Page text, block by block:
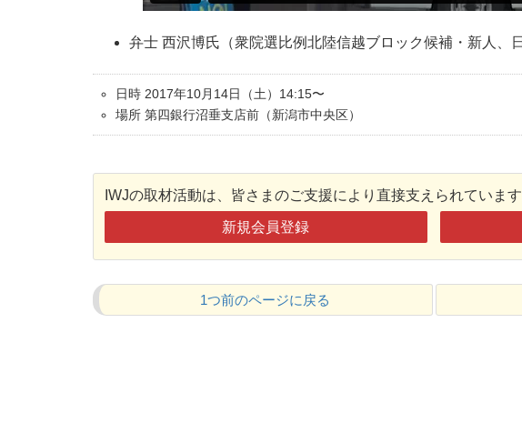
弁士 西沢博氏（衆院選比例北陸信越ブロック候補・新人、
日時 2017年10月14日（土）14:15〜
場所 第四銀行沼垂支店前（新潟市中央区）
IWJの取材活動は、皆さまのご支援により直接支えられていま
新規会員登録
1つ前のページに戻る